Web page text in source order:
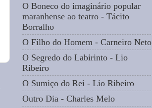
O Boneco do imaginário popular
maranhense ao teatro - Tácito
Borralho
O Filho do Homem - Carneiro Neto
O Segredo do Labirinto - Lio
Ribeiro
O Sumiço do Rei - Lio Ribeiro
Outro Dia - Charles Melo